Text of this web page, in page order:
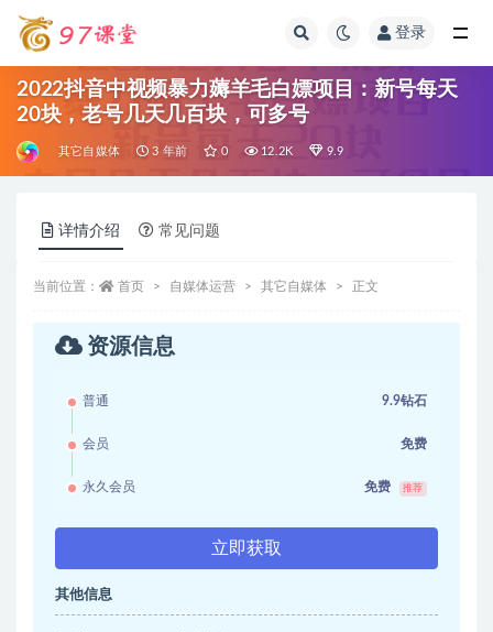
登录
2022抖音中视频暴力薅羊毛白嫖项目：新号每天
20块，老号几天几百块，可多号
其它自媒体 3 年前 0 12.2K 9.9
详情介绍 常见问题
当前位置： 首页 自媒体运营 其它自媒体 正文
资源信息
普通 9.9钻石
会员 免费
永久会员 免费 推荐
立即获取
其他信息